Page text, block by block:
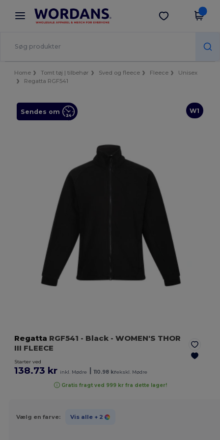
× Wordans-app
Bedre priser i appen!
Hent app
Home Tomt tøj | tilbehør Sved og fleece Fleece
Unisex
Regatta RGF541
W1
Sendes om
Regatta RGF541 - Black - WOMEN'S THOR
III FLEECE
Starter ved
138.73 kr inkl. Mødre 110.98 krekskl. Mødre
Gratis fragt ved 999 kr fra dette lager!
Vælg en farve: Vis alle + 2